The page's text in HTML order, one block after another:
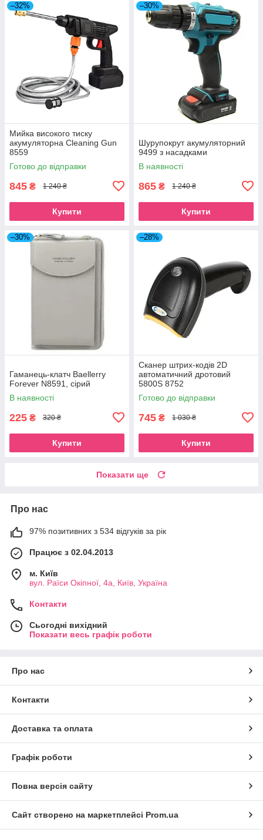
–32%
Мийка високого тиску
акумуляторна Cleaning Gun
8559
Готово до відправки
845 ₴ 1 240 ₴
Купити
–30%
Шурупокрут акумуляторний
9499 з насадками
В наявності
865 ₴ 1 240 ₴
Купити
–30%
Гаманець-клатч Baellerry
Forever N8591, сірий
В наявності
225 ₴ 320 ₴
Купити
–28%
Сканер штрих-кодів 2D
автоматичний дротовий
5800S 8752
Готово до відправки
745 ₴ 1 030 ₴
Купити
Показати ще
Про нас
97% позитивних з 534 відгуків за рік
Працює з 02.04.2013
м. Київ
вул. Раїси Окіпної, 4а, Київ, Україна
Контакти
Сьогодні вихідний
Показати весь графік роботи
Про нас
Контакти
Доставка та оплата
Графік роботи
Повна версія сайту
Сайт створено на маркетплейсі Prom.ua